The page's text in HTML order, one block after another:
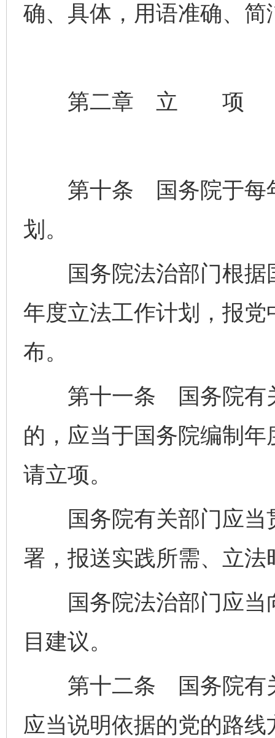
确、具体，用语准确、
第二章 立 项
第十条 国务院于每年
划。
国务院法治部门根据
年度立法工作计划，报
布。
第十一条 国务院有关
的，应当于国务院编制
请立项。
国务院有关部门应当
署，报送实践所需、立
国务院法治部门应当
目建议。
第十二条 国务院有关
应当说明依据的党的路